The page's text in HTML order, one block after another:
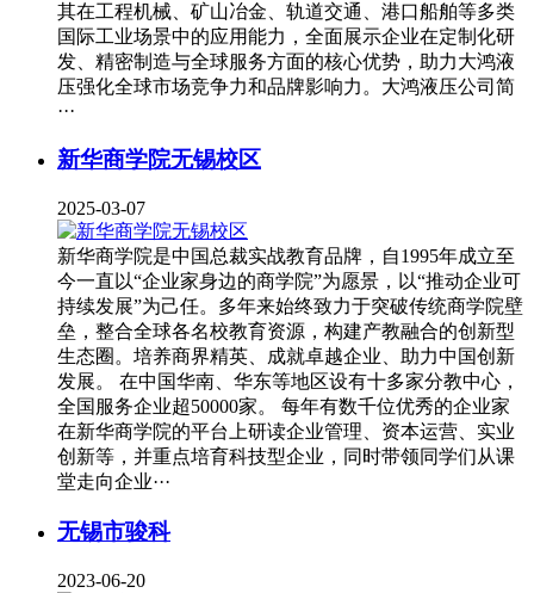
其在工程机械、矿山冶金、轨道交通、港口船舶等多类
国际工业场景中的应用能力，全面展示企业在定制化研
发、精密制造与全球服务方面的核心优势，助力大鸿液
压强化全球市场竞争力和品牌影响力。大鸿液压公司简
···
新华商学院无锡校区
2025-03-07
新华商学院是中国总裁实战教育品牌，自1995年成立至
今一直以“企业家身边的商学院”为愿景，以“推动企业可
持续发展”为己任。多年来始终致力于突破传统商学院壁
垒，整合全球各名校教育资源，构建产教融合的创新型
生态圈。培养商界精英、成就卓越企业、助力中国创新
发展。 在中国华南、华东等地区设有十多家分教中心，
全国服务企业超50000家。 每年有数千位优秀的企业家
在新华商学院的平台上研读企业管理、资本运营、实业
创新等，并重点培育科技型企业，同时带领同学们从课
堂走向企业···
无锡市骏科
2023-06-20